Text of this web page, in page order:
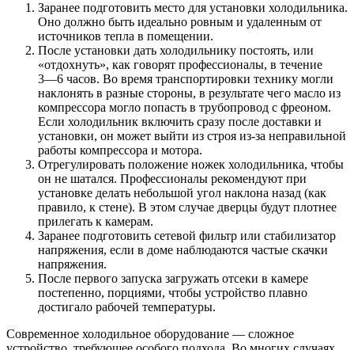
Заранее подготовить место для установки холодильника.
Оно должно быть идеально ровным и удаленным от
источников тепла в помещении.
После установки дать холодильнику постоять, или
«отдохнуть», как говорят профессионалы, в течение
3―6 часов. Во время транспортировки технику могли
наклонять в разные стороны, в результате чего масло из
компрессора могло попасть в трубопровод с фреоном.
Если холодильник включить сразу после доставки и
установки, он может выйти из строя из-за неправильной
работы компрессора и мотора.
Отрегулировать положение ножек холодильника, чтобы
он не шатался. Профессионалы рекомендуют при
установке делать небольшой угол наклона назад (как
правило, к стене). В этом случае дверцы будут плотнее
прилегать к камерам.
Заранее подготовить сетевой фильтр или стабилизатор
напряжения, если в доме наблюдаются частые скачки
напряжения.
После первого запуска загружать отсеки в камере
постепенно, порциями, чтобы устройство плавно
достигало рабочей температуры.
Современное холодильное оборудование ― сложное